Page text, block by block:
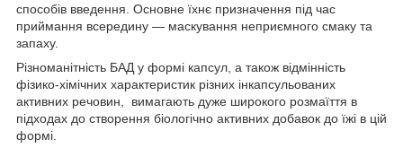
способів введення. Основне їхнє призначення під час
приймання всередину — маскування неприємного смаку та
запаху.
Різноманітність БАД у формі капсул, а також відмінність
фізико-хімічних характеристик різних інкапсульованих
активних речовин, вимагають дуже широкого розмаїття в
підходах до створення біологічно активних добавок до їжі в цій
формі.